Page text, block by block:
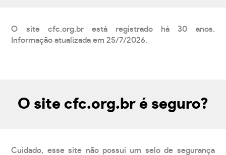
O site cfc.org.br está registrado há 30 anos.
Informação atualizada em 25/7/2026.
O site cfc.org.br é seguro?
Cuidado, esse site não possui um selo de segurança